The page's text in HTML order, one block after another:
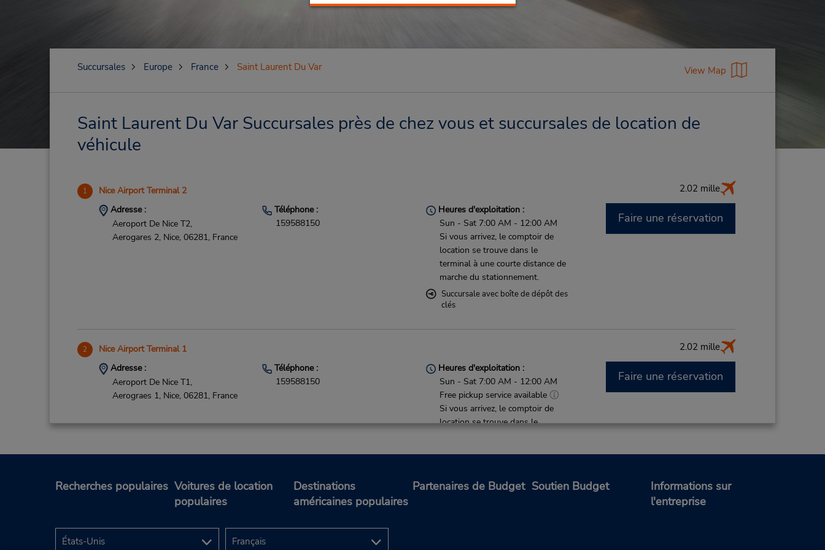
Succursales Europe France Saint Laurent Du Var View Map
Saint Laurent Du Var Succursales près de chez vous et succursales de location de
véhicule
1 Nice Airport Terminal 2 2.02 mille
Adresse :
Aeroport De Nice T2,
Aerogares 2, Nice, 06281, France
Téléphone :
159588150
Heures d'exploitation :
Sun - Sat 7:00 AM - 12:00 AM
Si vous arrivez, le comptoir de
location se trouve dans le
terminal à une courte distance de
marche du stationnement.
Succursale avec boîte de dépôt des
clés
Faire une réservation
2 Nice Airport Terminal 1 2.02 mille
Adresse :
Aeroport De Nice T1,
Aerograes 1, Nice, 06281, France
Téléphone :
159588150
Heures d'exploitation :
Sun - Sat 7:00 AM - 12:00 AM
Free pickup service available
Si vous arrivez, le comptoir de
location se trouve dans le
Faire une réservation
Nice Downtown 5.64 mille
Place Massena,
159588152
Recherches populaires Voitures de location
populaires
Destinations
américaines populaires
Partenaires de Budget Soutien Budget
Informations sur
l'entreprise